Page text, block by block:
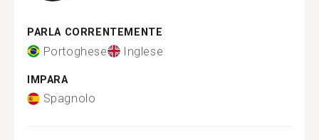
PARLA CORRENTEMENTE
Portoghese Inglese
IMPARA
Spagnolo